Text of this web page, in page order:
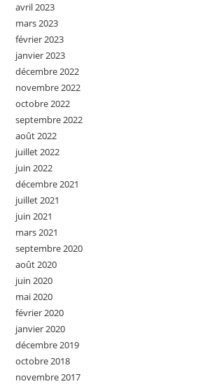
avril 2023
mars 2023
février 2023
janvier 2023
décembre 2022
novembre 2022
octobre 2022
septembre 2022
août 2022
juillet 2022
juin 2022
décembre 2021
juillet 2021
juin 2021
mars 2021
septembre 2020
août 2020
juin 2020
mai 2020
février 2020
janvier 2020
décembre 2019
octobre 2018
novembre 2017